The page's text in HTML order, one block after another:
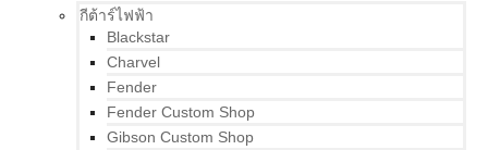
กีต้าร์ไฟฟ้า
Blackstar
Charvel
Fender
Fender Custom Shop
Gibson Custom Shop